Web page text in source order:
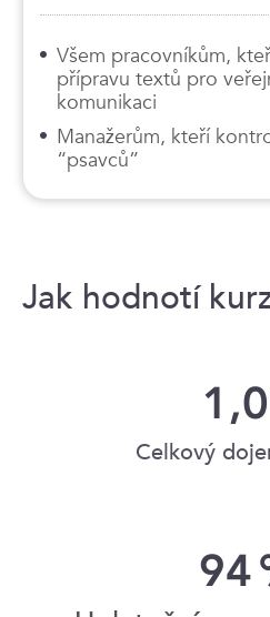
Všem pracovníkům,
přípravu textů pro
komunikaci
Manažerům, kteří
“psavců”
Jak hodnotí
Celkový
94